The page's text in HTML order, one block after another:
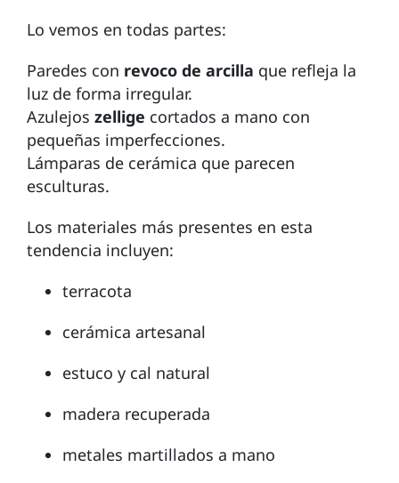
Lo vemos en todas partes:
Paredes con revoco de arcilla que refleja la
luz de forma irregular.
Azulejos zellige cortados a mano con
pequeñas imperfecciones.
Lámparas de cerámica que parecen
esculturas.
Los materiales más presentes en esta
tendencia incluyen:
terracota
cerámica artesanal
estuco y cal natural
madera recuperada
metales martillados a mano